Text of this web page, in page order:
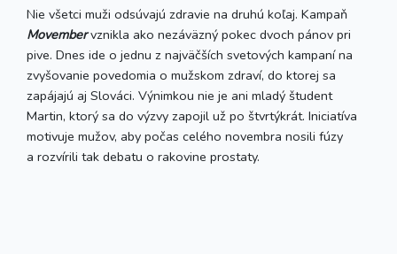
Nie všetci muži odsúvajú zdravie na druhú koľaj. Kampaň
Movembervznikla ako nezáväzný pokec dvoch pánov pri
pive. Dnes ide o jednu z najväčších svetových kampaní na
zvyšovanie povedomia o mužskom zdraví, do ktorej sa
zapájajú aj Slováci. Výnimkou nie je ani mladý študent
Martin, ktorý sa do výzvy zapojil už po štvrtýkrát. Iniciatíva
motivuje mužov, aby počas celého novembra nosili fúzy
a rozvírili tak debatu o rakovine prostaty.